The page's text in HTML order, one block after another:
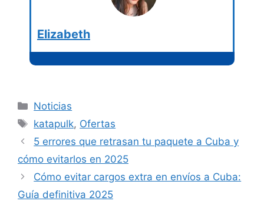
Elizabeth
Categorías
Noticias
Etiquetas
katapulk, Ofertas
5 errores que retrasan tu paquete a Cuba y
cómo evitarlos en 2025
Cómo evitar cargos extra en envíos a Cuba:
Guía definitiva 2025